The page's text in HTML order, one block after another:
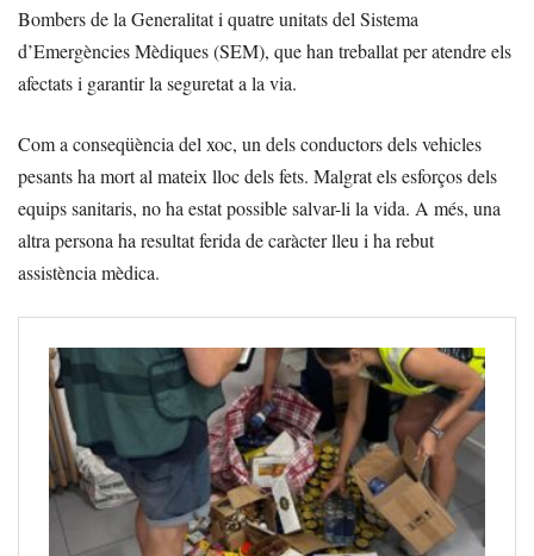
Bombers de la Generalitat i quatre unitats del Sistema
d’Emergències Mèdiques (SEM), que han treballat per atendre els
afectats i garantir la seguretat a la via.
Com a conseqüència del xoc, un dels conductors dels vehicles
pesants ha mort al mateix lloc dels fets. Malgrat els esforços dels
equips sanitaris, no ha estat possible salvar-li la vida. A més, una
altra persona ha resultat ferida de caràcter lleu i ha rebut
assistència mèdica.